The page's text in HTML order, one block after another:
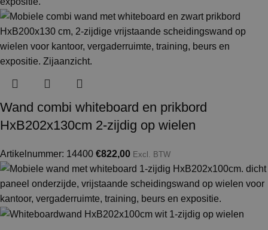
Wand combi whiteboard en prikbord
HxB202x130cm 2-zijdig op wielen
Artikelnummer: 14400 €822,00 Excl. BTW